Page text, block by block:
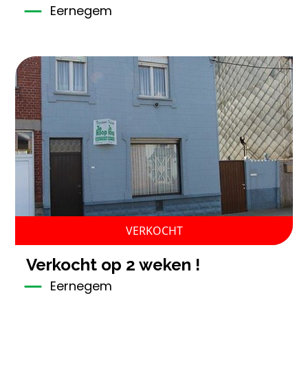
Eernegem
VERKOCHT
verkocht op 2 weken !
Eernegem